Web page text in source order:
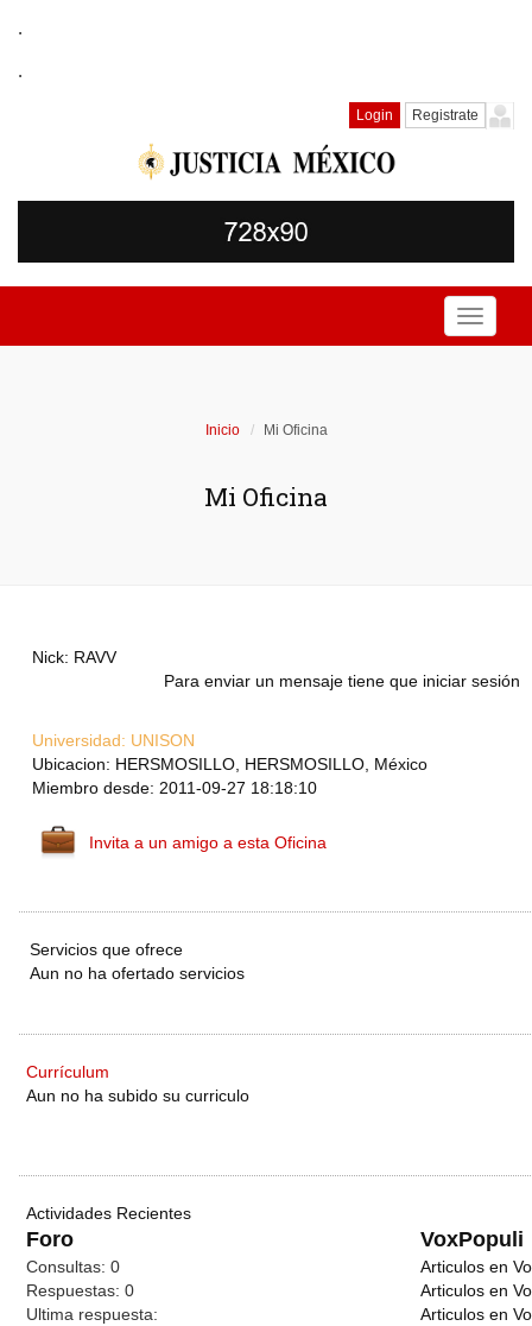
.
.
Login Registrate
Toggle
Inicio Mi Oficina
Mi Oficina
Nick: RAVV
Para enviar un mensaje tiene que iniciar sesión
Universidad: UNISON
Ubicacion: HERSMOSILLO, HERSMOSILLO, México
Miembro desde: 2011-09-27 18:18:10
Invita a un amigo a esta Oficina
Servicios que ofrece
Aun no ha ofertado servicios
Currículum
Aun no ha subido su curriculo
Actividades Recientes
Foro VoxPopuli
Consultas: 0
Respuestas: 0
Ultima respuesta:
Articulos en
Articulos en
Articulos en